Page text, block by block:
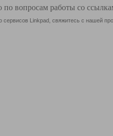
по вопросам работы со
сервисов Linkpad, свяжитесь с нашей